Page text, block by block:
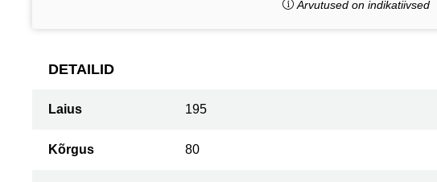
Arvutused on indikatiivsed
DETAILID
Laius 195
Kõrgus 80